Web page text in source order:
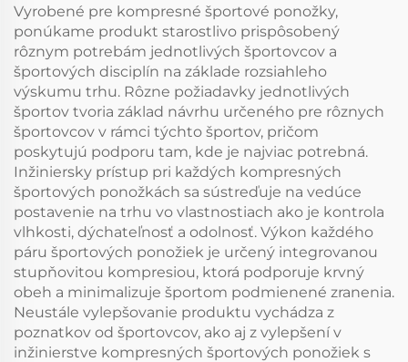
Vyrobené pre kompresné športové ponožky,
ponúkame produkt starostlivo prispôsobený
rôznym potrebám jednotlivých športovcov a
športových disciplín na základe rozsiahleho
výskumu trhu. Rôzne požiadavky jednotlivých
športov tvoria základ návrhu určeného pre rôznych
športovcov v rámci týchto športov, pričom
poskytujú podporu tam, kde je najviac potrebná.
Inžiniersky prístup pri každých kompresných
športových ponožkách sa sústreďuje na vedúce
postavenie na trhu vo vlastnostiach ako je kontrola
vlhkosti, dýchateľnosť a odolnosť. Výkon každého
páru športových ponožiek je určený integrovanou
stupňovitou kompresiou, ktorá podporuje krvný
obeh a minimalizuje športom podmienené zranenia.
Neustále vylepšovanie produktu vychádza z
poznatkov od športovcov, ako aj z vylepšení v
inžinierstve kompresných športových ponožiek s